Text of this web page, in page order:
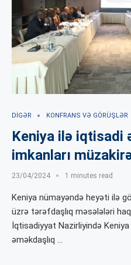
DIGƏR KONFRANS VƏ GÖRÜŞLƏR
Keniya ilə iqtisadi
imkanları
23/04/2024 1 minutes read
Keniya nümayəndə heyəti ilə
üzrə tərəfdaşlıq məsələləri
İqtisadiyyat Nazirliyində
əməkdaşlıq …